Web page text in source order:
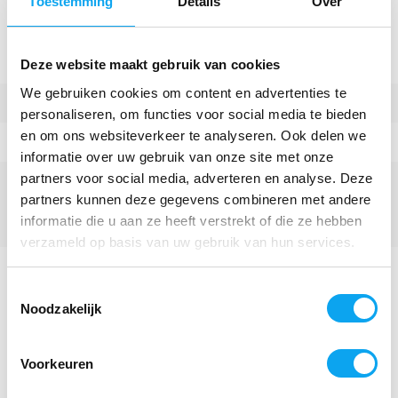
Deze website maakt gebruik van cookies
We gebruiken cookies om content en advertenties te
personaliseren, om functies voor social media te bieden
en om ons websiteverkeer te analyseren. Ook delen we
informatie over uw gebruik van onze site met onze
partners voor social media, adverteren en analyse. Deze
partners kunnen deze gegevens combineren met andere
informatie die u aan ze heeft verstrekt of die ze hebben
verzameld op basis van uw gebruik van hun services.
Noodzakelijk
Voorkeuren
Specificaties
Merk
Garantie 2 jaar
Totale gewicht 21 kg
Crashtest ISO 7176-19
(benodigd certificaat voor
rolstoel taxivervoer)
Gewicht zonder wielen &
19 kg